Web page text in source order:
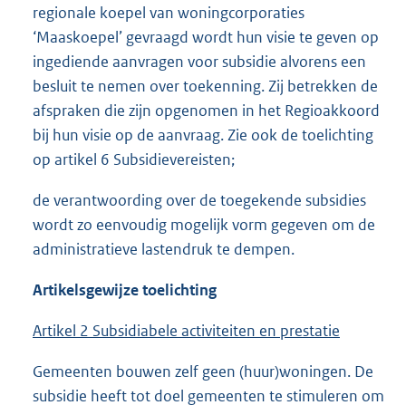
regionale koepel van woningcorporaties
‘Maaskoepel’ gevraagd wordt hun visie te geven op
ingediende aanvragen voor subsidie alvorens een
besluit te nemen over toekenning. Zij betrekken de
afspraken die zijn opgenomen in het Regioakkoord
bij hun visie op de aanvraag. Zie ook de toelichting
op artikel 6 Subsidievereisten;
de verantwoording over de toegekende subsidies
wordt zo eenvoudig mogelijk vorm gegeven om de
administratieve lastendruk te dempen.
Artikelsgewijze toelichting
Artikel 2 Subsidiabele activiteiten en prestatie
Gemeenten bouwen zelf geen (huur)woningen. De
subsidie heeft tot doel gemeenten te stimuleren om